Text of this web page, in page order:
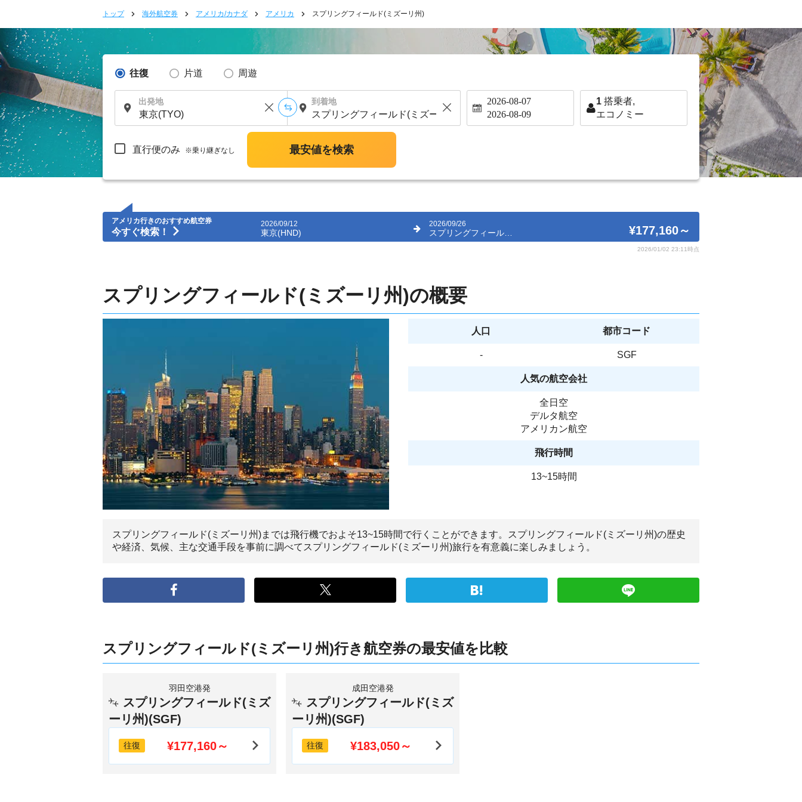
トップ 海外航空券 アメリカ/カナダ アメリカ スプリングフィールド(ミズーリ州)
往復 片道 周遊
出発地 到着地 2026-08-07
2026-08-09
1 搭乗者,
エコノミー
直行便のみ ※乗り継ぎなし 最安値を検索
アメリカ行きのおすすめ航空券
今すぐ検索！
2026/09/12
東京(HND)
2026/09/26
スプリングフィールド(ミズーリ州) ¥177,160～
2026/01/02 23:11時点
スプリングフィールド(ミズーリ州)の概要
人口 都市コード
- SGF
人気の航空会社
全日空
デルタ航空
アメリカン航空
飛行時間
13~15時間
スプリングフィールド(ミズーリ州)までは飛行機でおよそ13~15時間で行くことができます。スプリングフィールド(ミズーリ州)の歴史
や経済、気候、主な交通手段を事前に調べてスプリングフィールド(ミズーリ州)旅行を有意義に楽しみましょう。
スプリングフィールド(ミズーリ州)行き航空券の最安値を比較
羽田空港発
スプリングフィールド(ミズ
ーリ州)(SGF)
往復 ¥177,160～
成田空港発
スプリングフィールド(ミズ
ーリ州)(SGF)
往復 ¥183,050～